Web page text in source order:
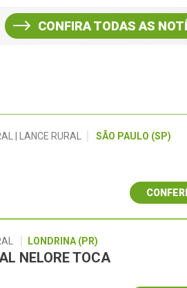
CONFIRA TODAS AS
| LANCE RURAL SÃO PAULO (SP)
LONDRINA (PR)
NELORE TOCA